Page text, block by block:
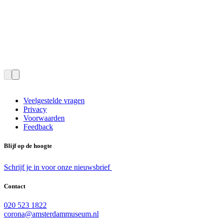
Veelgestelde vragen
Privacy
Voorwaarden
Feedback
Blijf op de hoogte
Schrijf je in voor onze nieuwsbrief
Contact
020 523 1822
corona@amsterdammuseum.nl